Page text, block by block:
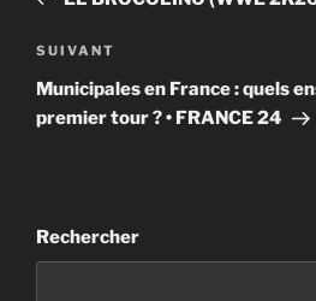
l’article
Article
suivant
SUIVANT
Municipales en France : quels
premier tour ? • FRANCE 24
Rechercher